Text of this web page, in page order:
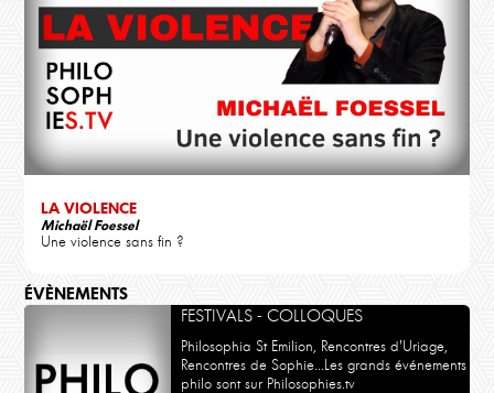
LA VIOLENCE
Michaël Foessel
Une violence sans fin ?
ÉVÈNEMENTS
FESTIVALS - COLLOQUES
Philosophia St Emilion, Rencontres d'Uriage,
Rencontres de Sophie...Les grands événements
philo sont sur Philosophies.tv